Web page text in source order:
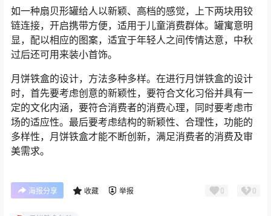
如一种扇贝形罐给人以新颖、高档的感觉，上下两块用铰
链连接，开启携带方便，适用于儿童消费群体。罐寓意明
显，配以相应的图案，适宜于年轻人之间传情达意，中秋
过后还可用来装小首饰。
月饼铁盒的设计，方法多种多样。在进行月饼铁盒的设计
时，首先要考虑创意的新颖性，要符合文化习俗并具有一
定的文化内涵，要符合消费者的消费心理，同时要考虑市
场的适应性。最后要考虑结构的新颖性、合理性，功能的
多样性，月饼铁盒才能不断创新，满足消费者的消费及审
美需求。
海报分享 收藏 举报 0 0